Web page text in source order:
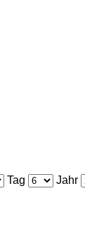
Tag Jahr